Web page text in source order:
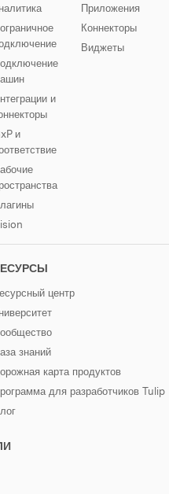
и
и
Приложения
Коннекторы
Виджеты
центр
знаний
карта продуктов
для разработчиков Tulip